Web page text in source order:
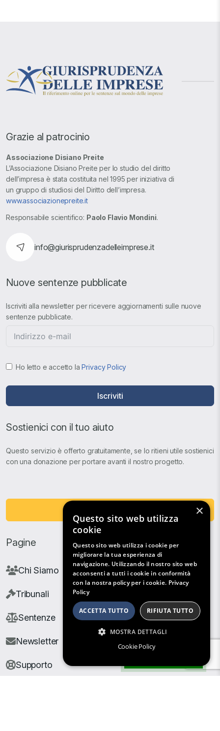
Grazie al patrocinio
Associazione Disiano Preite
L’Associazione Disiano Preite per lo studio del diritto
dell’impresa è stata costituita nel 1995 per iniziativa di
un gruppo di studiosi del Diritto dell’impresa.
www.associazionepreite.it
Responsabile scientifico: Paolo Flavio Mondini.
info@giurisprudenzadelleimprese.it
Nuove sentenze pubblicate
Iscriviti alla newsletter per ricevere aggiornamenti sulle nuove
sentenze pubblicate.
Ho letto e accetto laPrivacy Policy
Iscriviti
Sostienici con il tuo aiuto
Questo servizio è offerto gratuitamente, se lo ritieni utile sostienici
con una donazione per portare avanti il nostro progetto.
Pagine
Chi Siamo
Tribunali
Sentenze
Newsletter
Supporto
×
Questo sito web utilizza
cookie
Questo sito web utilizza i cookie per
migliorare la tua esperienza di
navigazione. Utilizzando il nostro sito web
acconsenti a tutti i cookie in conformità
con la nostra policy per i cookie. Privacy
Policy
ACCETTA TUTTO RIFIUTA TUTTO
MOSTRA DETTAGLI
Cookie Policy